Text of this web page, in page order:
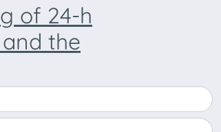
of 24-h
the